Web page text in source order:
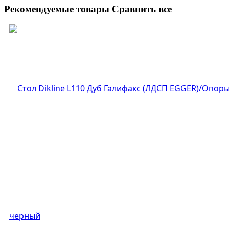
Рекомендуемые товары Сравнить все